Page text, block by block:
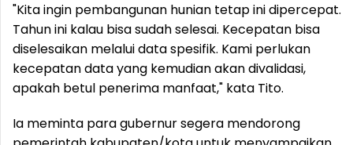
"Kita ingin pembangunan hunian tetap ini dipercepat.
Tahun ini kalau bisa sudah selesai. Kecepatan bisa
diselesaikan melalui data spesifik. Kami perlukan
kecepatan data yang kemudian akan divalidasi,
apakah betul penerima manfaat," kata Tito.
Ia meminta para gubernur segera mendorong